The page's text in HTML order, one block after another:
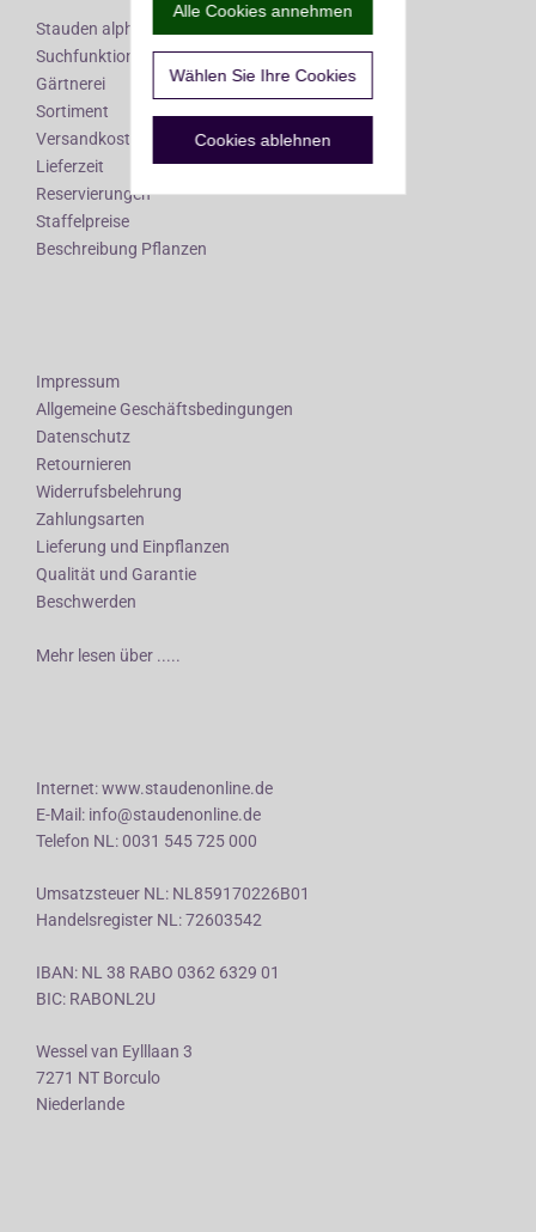
Stauden alphabetisch
Suchfunktionen
Gärtnerei
Sortiment
Versandkosten
Lieferzeit
Reservierungen
Staffelpreise
Beschreibung Pflanzen
Impressum
Allgemeine Geschäftsbedingungen
Datenschutz
Retournieren
Widerrufsbelehrung
Zahlungsarten
Lieferung und Einpflanzen
Qualität und Garantie
Beschwerden
Mehr lesen über .....
Internet: www.staudenonline.de
E-Mail: info@staudenonline.de
Telefon NL: 0031 545 725 000
Umsatzsteuer NL: NL859170226B01
Handelsregister NL: 72603542
IBAN: NL 38 RABO 0362 6329 01
BIC: RABONL2U
Wessel van Eylllaan 3
7271 NT Borculo
Niederlande
Alle Cookies annehmen
Wählen Sie Ihre Cookies
Cookies ablehnen